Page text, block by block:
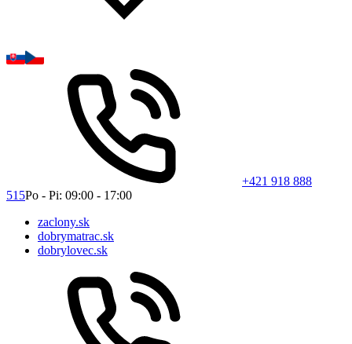
+421 918 888
515Po - Pi: 09:00 - 17:00
zaclony.sk
dobrymatrac.sk
dobrylovec.sk